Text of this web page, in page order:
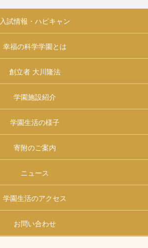
入試情報・ハピキャン
幸福の科学学園とは
創立者 大川隆法
学園施設紹介
学園生活の様子
寄附のご案内
ニュース
学園生活のアクセス
お問い合わせ